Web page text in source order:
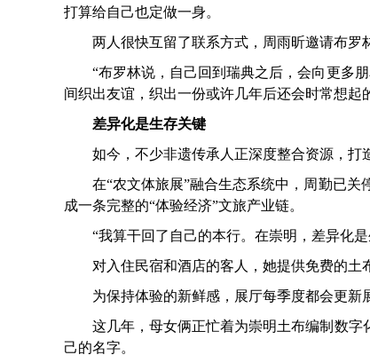
打算给自己也定做一身。
两人很快互留了联系方式，周雨昕邀请布罗
“布罗林说，自己回到瑞典之后，会向更多朋
间织出友谊，织出一份或许几年后还会时常想起
差异化是生存关键
如今，不少非遗传承人正深度整合资源，打
在“农文体旅展”融合生态系统中，周勤已关
成一条完整的“体验经济”文旅产业链。
“我算干回了自己的本行。在崇明，差异化是
对入住民宿和酒店的客人，她提供免费的土布
为保持体验的新鲜感，展厅每季度都会更新展
这几年，母女俩正忙着为崇明土布编制数字化
己的名字。